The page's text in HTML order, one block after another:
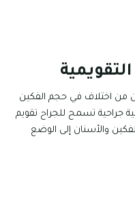
من اختلاف في حجم الفكين
جراحية تسمح للجراح تقويم
والأسنان إلى الوضع